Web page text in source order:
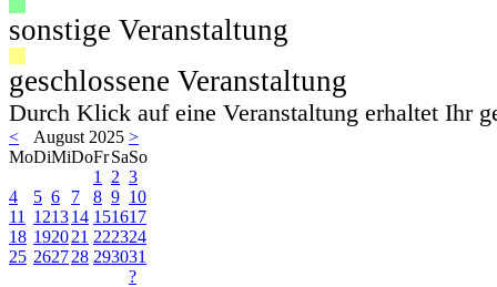
sonstige Veranstaltung
geschlossene Veranstaltung
Durch Klick auf eine Veranstaltung erhaltet Ihr
< August 2025 >
MoDiMiDoFrSaSo
1
2 3
4
5 6 7 8 9 10
11
121314 151617
18 192021 222324
25 262728 293031
?